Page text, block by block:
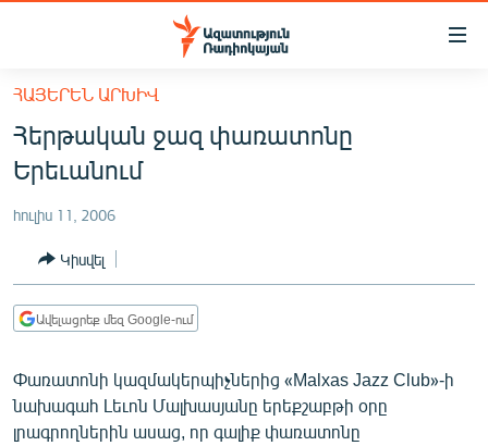
Մատչելիության
հիմնական
բովանդակությանը
Անցնել
հիմնական
մենյուին
ՀԱՅԱՍՏԱՆ
ՔԱՂԱՔԱԿԱՆ
ԸՆՏՐՈՒԹՅՈՒՆՆԵՐ 2026
ԻՐԱՎՈՒՆՔ
ՀԱՍԱՐԱԿՈՒԹՅՈՒՆ
ՂԱՐԱԲԱՂ
ՊԱՏԵՐԱԶՄԻ 6 ՇԱԲԱԹՆԵՐԸ
ՀԱՅԵՐԵՆ ԱՐԽԻՎ
Հերթական ջազ փառատոնը
Երեւանում
հուլիս 11, 2006
Կիսվել
Ավելացրեք մեզ Google-ում
Փառատոնի կազմակերպիչներից «Malxas Jazz Club»-ի
նախագահ Լեւոն Մալխասյանը երեքշաբթի օրը
լրագրողներին ասաց, որ գալիք փառատոնը